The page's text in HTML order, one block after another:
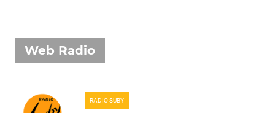
Web Radio
RADIO SUBY